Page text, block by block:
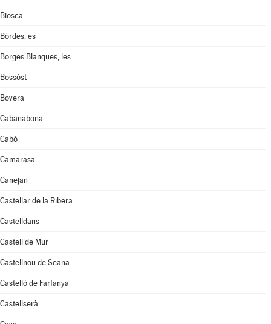
Biosca
Bòrdes, es
Borges Blanques, les
Bossòst
Bovera
Cabanabona
Cabó
Camarasa
Canejan
Castellar de la Ribera
Castelldans
Castell de Mur
Castellnou de Seana
Castelló de Farfanya
Castellserà